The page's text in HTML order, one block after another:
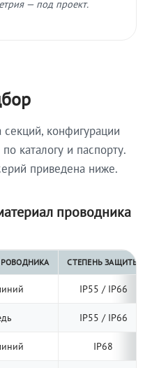
— под проект.
конфигурации
каталогу и паспорту.
приведена ниже.
проводника
СТЕПЕНЬ ЗАЩИТЫ
IP55 / IP66
IP55 / IP66
IP68